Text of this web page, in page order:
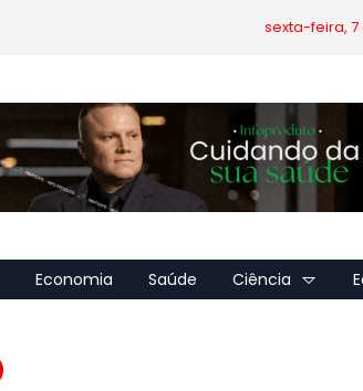
sexta-feira, 7
Economia Saúde Ciência